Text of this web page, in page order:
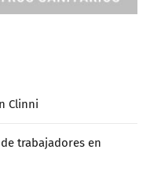
Clinni
trabajadores en